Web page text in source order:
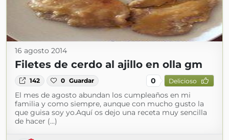
16 agosto 2014
Filetes de cerdo al ajillo en olla gm
142 0 Guardar 0 Delicioso
El mes de agosto abundan los cumpleaños en mi
familia y como siempre, aunque con mucho gusto la
que guisa soy yo.Aquí os dejo una receta muy sencilla
de hacer (...)